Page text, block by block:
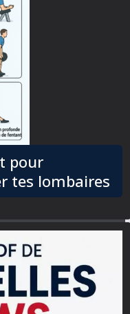
pour
tes lombaires